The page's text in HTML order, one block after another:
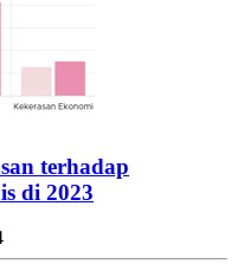
terhadap
di 2023